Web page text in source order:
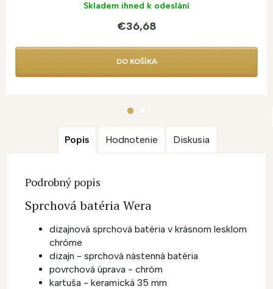
Skladem ihned k odeslání
€36,68
DO KOŠÍKA
Popis Hodnotenie Diskusia
Podrobný popis
Sprchová batéria Wera
dizajnová sprchová batéria v krásnom lesklom
chróme
dizajn - sprchová nástenná batéria
povrchová úprava - chróm
kartuša - keramická 35 mm